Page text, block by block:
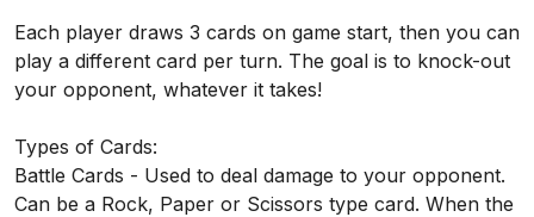
Each player draws 3 cards on game start, then you can
play a different card per turn. The goal is to knock-out
your opponent, whatever it takes!
Types of Cards:
Battle Cards - Used to deal damage to your opponent.
Can be a Rock, Paper or Scissors type card. When the